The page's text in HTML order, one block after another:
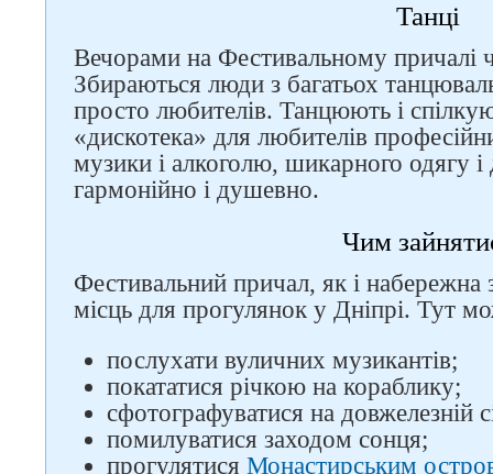
Танці
Вечорами на Фестивальному причалі
Збираються люди з багатьох
просто любителів. Танцюють і
«дискотека» для любителів
музики і алкоголю, шикарного одягу
гармонійно і душевно.
Чим
Фестивальний причал, як і
місць для прогулянок у Дніпрі. Тут
послухати вуличних музикантів;
покататися річкою на кораблику;
сфотографуватися на довжелезній
помилуватися заходом сонця;
прогулятися Монастирським